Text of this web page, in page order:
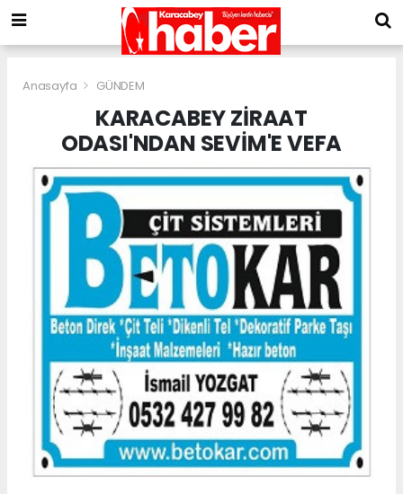
Anasayfa GÜNDEM
KARACABEY ZİRAAT
ODASI'NDAN SEVİM'E VEFA